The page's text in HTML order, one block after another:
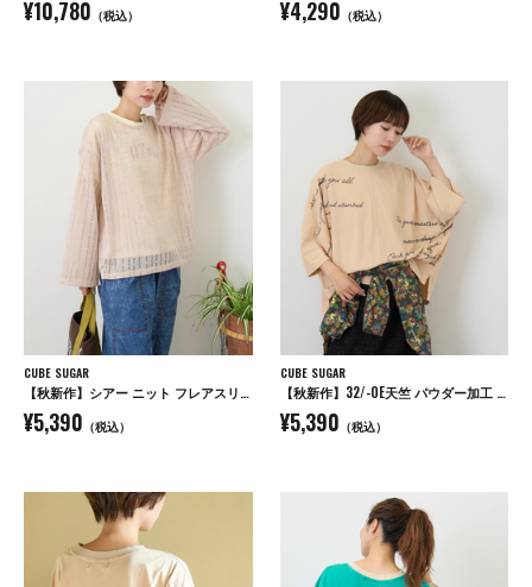
¥10,780 （税込） ¥4,290 （税込）
CUBE SUGAR
【秋新作】シアー ニット フレアスリーブ プルオーバー
¥5,390 （税込）
CUBE SUGAR
【秋新作】32/-OE天竺 パウダー加工 5分袖 ドルマン Tシャツ
¥5,390 （税込）